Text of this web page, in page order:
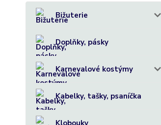
Bižuterie
Doplňky, pásky
Karnevalové kostýmy
Kabelky, tašky, psaníčka
Klobouky